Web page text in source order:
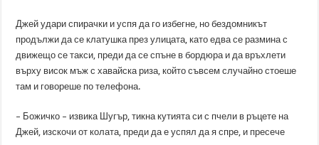
Джей удари спирачки и успя да го избегне, но бездомникът
продължи да се клатушка през улицата, като едва се размина с
движещо се такси, преди да се спъне в бордюра и да връхлети
върху висок мъж с хавайска риза, който съвсем случайно стоеше
там и говореше по телефона.
– Божичко – извика Шугър, тикна кутията си с пчели в ръцете на
Джей, изскочи от колата, преди да е успял да я спре, и пресече